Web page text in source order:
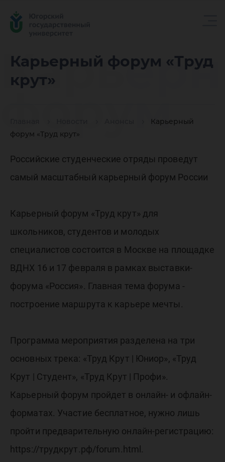
Карьерный форум «Труд
крут»
Карьерный
форум «Труд крут»
форум
«Труд
крут»
Российские студенческие отряды проведут
самый масштабный карьерный форум России
Карьерный форум «Труд крут» для
школьников, студентов и молодых
специалистов состоится в Москве на площадке
ВДНХ 16 и 17 февраля в рамках выставки-
форума «Россия». Главная тема форума -
построение маршрута к карьере мечты.
Программа мероприятия разделена на три
основных трека: «Труд Крут | Юниор», «Труд
Крут | Студент», «Труд Крут | Профи».
Карьерный форум пройдет в онлайн- и офлайн-
форматах. Участие бесплатное, нужно лишь
пройти предварительную онлайн-регистрацию:
https://трудкрут.рф/forum.html.